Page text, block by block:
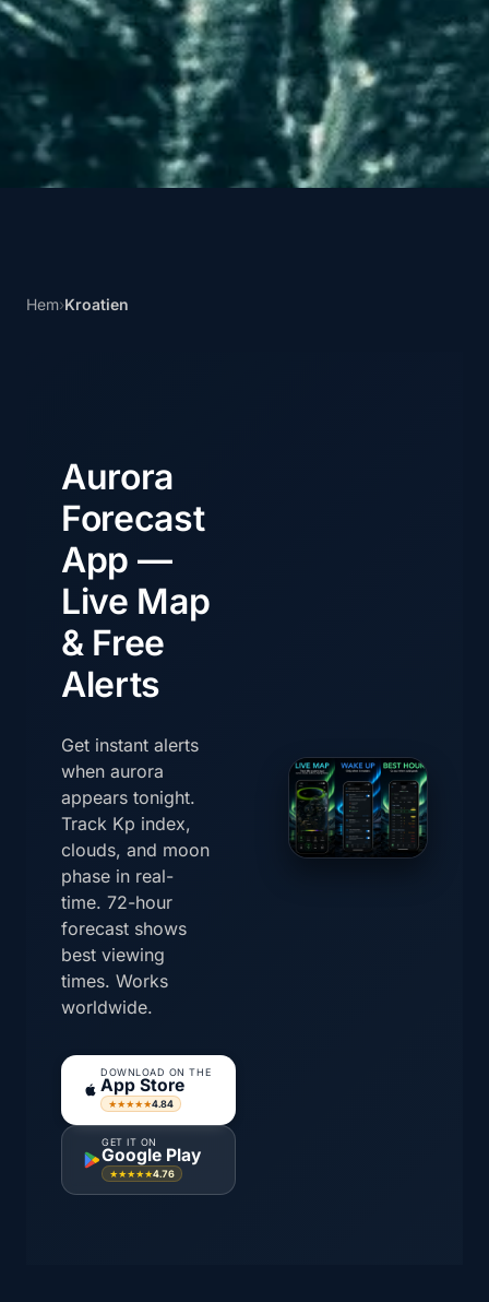
Hem›Kroatien
Aurora
Forecast
App —
Live Map
& Free
Alerts
Get instant alerts
when aurora
appears tonight.
Track Kp index,
clouds, and moon
phase in real-
time. 72-hour
forecast shows
best viewing
times. Works
worldwide.
DOWNLOAD ON THE
App Store
★★★★★4.84
GET IT ON
Google Play
★★★★★4.76